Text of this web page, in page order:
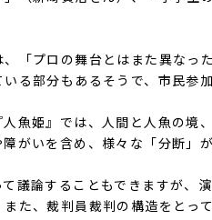
「プロの舞台とはまた異な
る部分もあるそうで、市民参
魚姫』では、人間と人魚の境
がいを含め、様々な「分断」
議論することもできますが、
た、裁判員裁判の構造をとっ